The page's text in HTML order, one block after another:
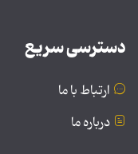
دسترسی سریع
ارتباط با ما
درباره ما